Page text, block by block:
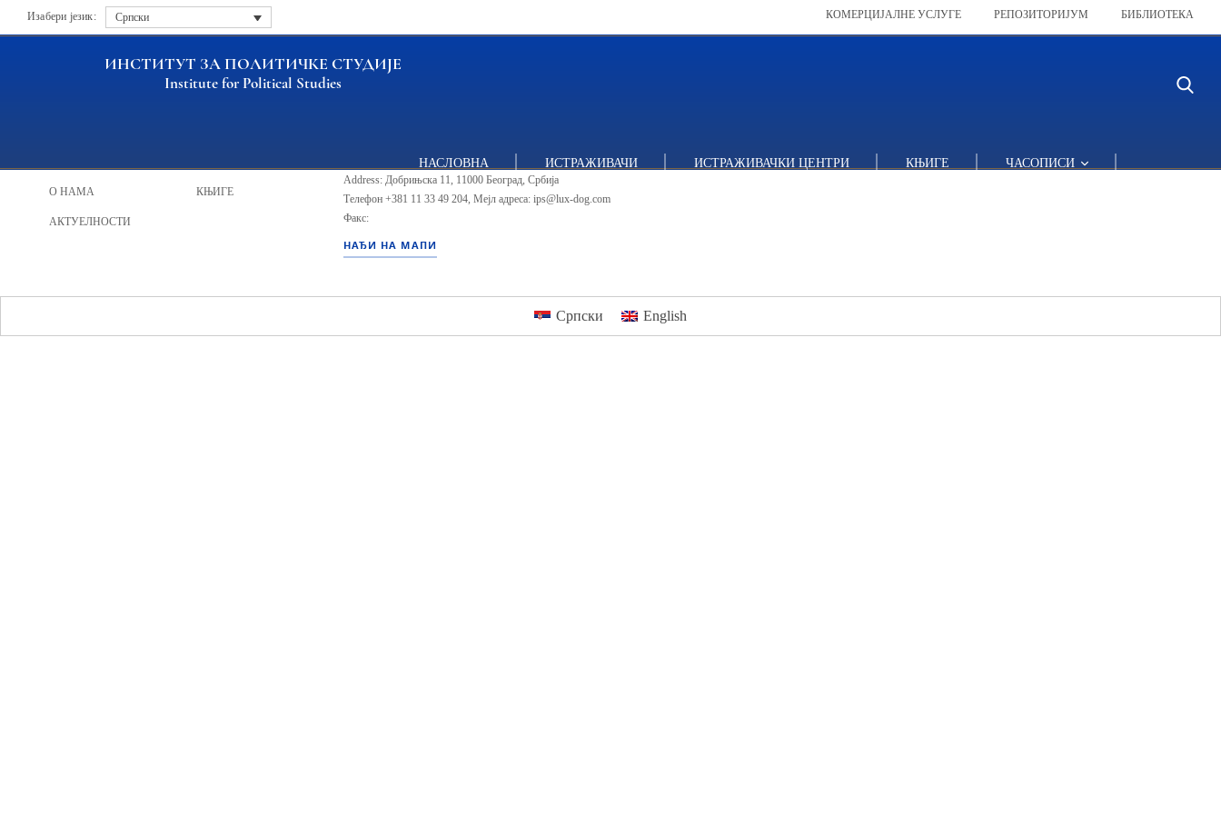
Изабери језик: Српски КОМЕРЦИЈАЛНЕ УСЛУГЕ РЕПОЗИТОРИЈУМ БИБЛИОТЕКА
ИНСТИТУТ ЗА ПОЛИТИЧКЕ СТУДИЈЕ
Institute for Political Studies
НАСЛОВНА ИСТРАЖИВАЧИ ИСТРАЖИВАЧКИ ЦЕНТРИ КЊИГЕ ЧАСОПИСИ
О НАМА
АКТУЕЛНОСТИ
КЊИГЕ
ИПС - Институт за политичке студије
Address: Добрињска 11, 11000 Београд, Србија
Телефон +381 11 33 49 204, Мејл адреса: ips@lux-dog.com
Факс:
НАЂИ НА МАПИ
Српски English